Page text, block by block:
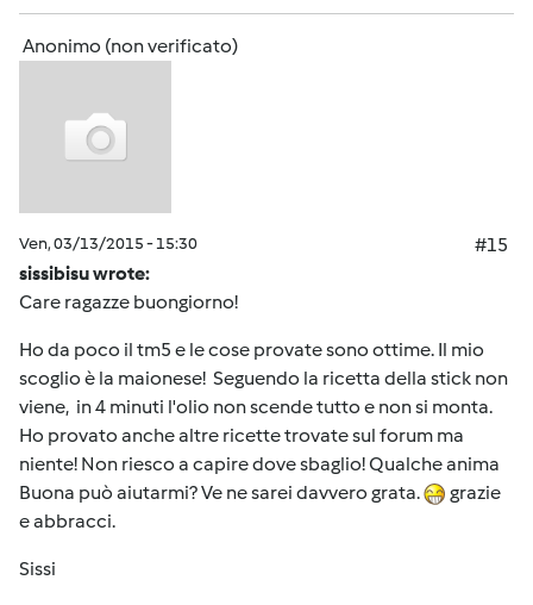
Anonimo (non verificato)
Ven, 03/13/2015 - 15:30
#15
sissibisu wrote:
Care ragazze buongiorno!
Ho da poco il tm5 e le cose provate sono ottime. Il mio
scoglio è la maionese! Seguendo la ricetta della stick non
viene, in 4 minuti l'olio non scende tutto e non si monta.
Ho provato anche altre ricette trovate sul forum ma
niente! Non riesco a capire dove sbaglio! Qualche anima
Buona può aiutarmi? Ve ne sarei davvero grata.
grazie
e abbracci.
Sissi